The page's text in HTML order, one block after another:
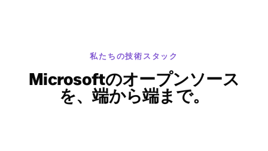
私たちの技術スタック
Microsoftのオープンソース
を、端から端まで。